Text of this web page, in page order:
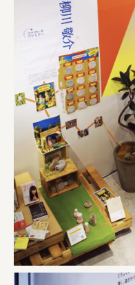
株式会社東果堂
アトラス化成
株式会社 中日ステン
DEAR FRIEND'S
株式会社ポーラ
株式会社ロッテ
ourselves
一般財団法人 伝統的
株式会社池田泉州銀行
岡野バルブ製造株式
株式会社ふくや